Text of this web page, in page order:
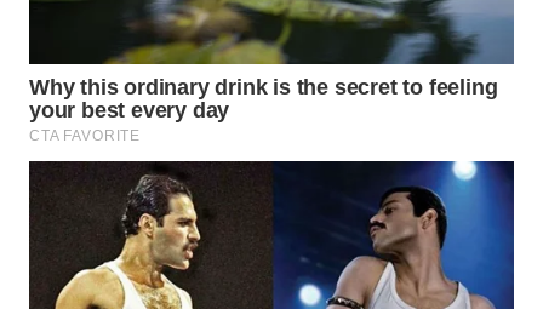
WAHANA
SELEB
WAHANA
PERSONA
WAHANA
OTOMOTIF